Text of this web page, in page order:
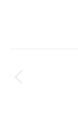
entre